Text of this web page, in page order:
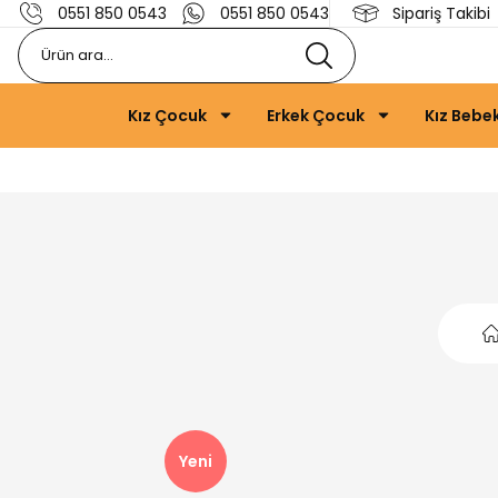
0551 850 0543 0551 850 0543 Sipariş Takibi
Kız Çocuk Erkek Çocuk Kız
Yeni